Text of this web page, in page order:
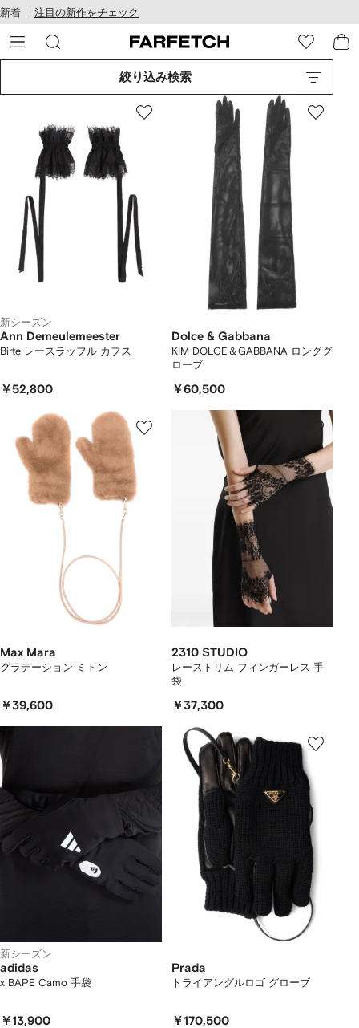
テ
ン
ツ
お
け
る
新着｜ 注目の新作をチェック
絞り込み検索
新シーズン
Ann Demeulemeester
Birte レースラッフル カフス
￥52,800
Dolce & Gabbana
KIM DOLCE＆GABBANA ロンググ
ローブ
￥60,500
Max Mara
グラデーション ミトン
￥39,600
2310 STUDIO
レーストリム フィンガーレス 手
袋
￥37,300
新シーズン
adidas
x BAPE Camo 手袋
￥13,900
Prada
トライアングルロゴ グローブ
￥170,500